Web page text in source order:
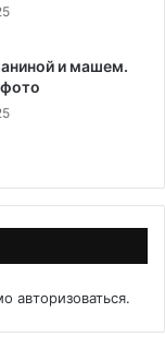
и машем.
авторизоваться.